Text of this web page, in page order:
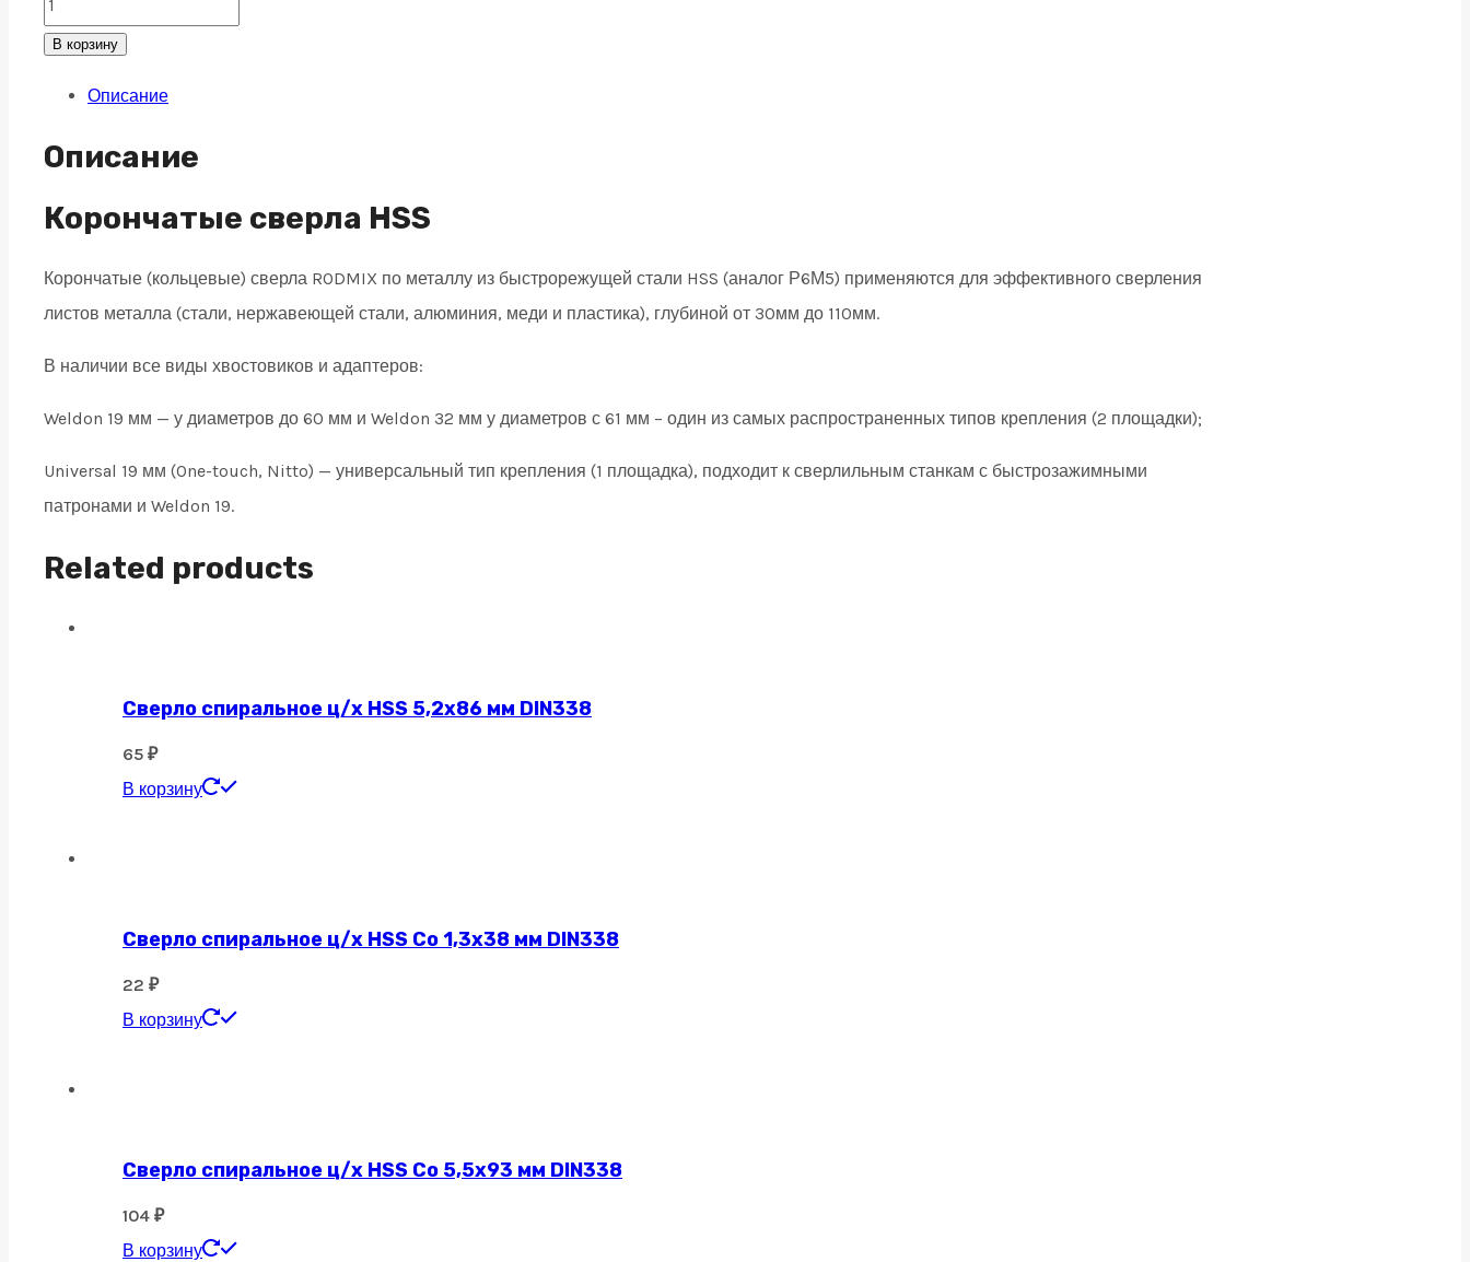
Корончатое
weldon
quantity
В корзину
Описание
Описание
Корончатые сверла HSS
Корончатые (кольцевые) сверла RODMIX по металлу из быстрорежущей стали HSS (аналог Р6М5) применяются для эффективного сверления
листов металла (стали, нержавеющей стали, алюминия, меди и пластика), глубиной от 30мм до 110мм.
В наличии все виды хвостовиков и адаптеров:
Weldon 19 мм — у диаметров до 60 мм и Weldon 32 мм у диаметров с 61 мм – один из самых распространенных типов крепления (2 площадки);
Universal 19 мм (One-touch, Nitto) — универсальный тип крепления (1 площадка), подходит к сверлильным станкам с быстрозажимными
патронами и Weldon 19.
Related products
Сверло спиральное ц/х HSS 5,2х86 мм DIN338
65 ₽
В корзину
Сверло спиральное ц/х HSS Co 1,3х38 мм DIN338
22 ₽
В корзину
Сверло спиральное ц/х HSS Co 5,5х93 мм DIN338
104 ₽
В корзину